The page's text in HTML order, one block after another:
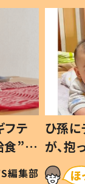
フテ
食”を
の親
編集部
ひ孫
が、
「涙が